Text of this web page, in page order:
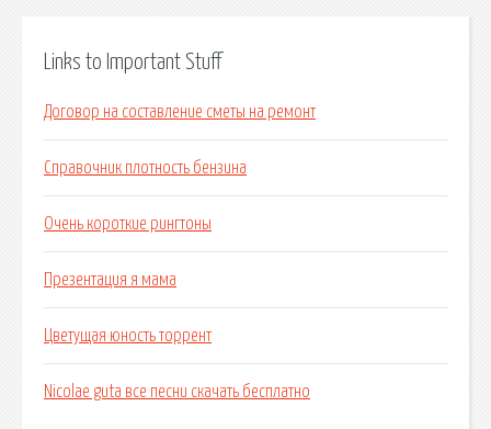
Links to Important Stuff
Договор на составление сметы на ремонт
Справочник плотность бензина
Очень короткие рингтоны
Презентация я мама
Цветущая юность торрент
Nicolae guta все песни скачать бесплатно